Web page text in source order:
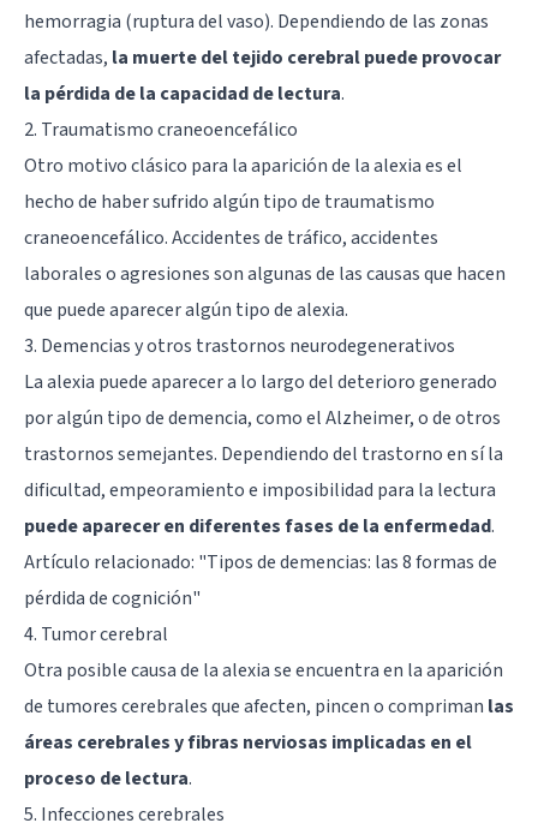
hemorragia (ruptura del vaso). Dependiendo de las zonas
afectadas, la muerte del tejido cerebral puede provocar
la pérdida de la capacidad de lectura.
2. Traumatismo craneoencefálico
Otro motivo clásico para la aparición de la alexia es el
hecho de haber sufrido algún tipo de traumatismo
craneoencefálico. Accidentes de tráfico, accidentes
laborales o agresiones son algunas de las causas que hacen
que puede aparecer algún tipo de alexia.
3. Demencias y otros trastornos neurodegenerativos
La alexia puede aparecer a lo largo del deterioro generado
por algún tipo de demencia, como el Alzheimer, o de otros
trastornos semejantes. Dependiendo del trastorno en sí la
dificultad, empeoramiento e imposibilidad para la lectura
puede aparecer en diferentes fases de la enfermedad.
Artículo relacionado: "Tipos de demencias: las 8 formas de
pérdida de cognición"
4. Tumor cerebral
Otra posible causa de la alexia se encuentra en la aparición
de tumores cerebrales que afecten, pincen o compriman las
áreas cerebrales y fibras nerviosas implicadas en el
proceso de lectura.
5. Infecciones cerebrales